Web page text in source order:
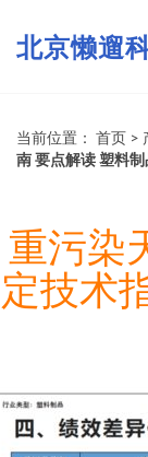
北京懒遛
当前位置： 首页 >
南 要点解读 塑料制
重污染
定技术